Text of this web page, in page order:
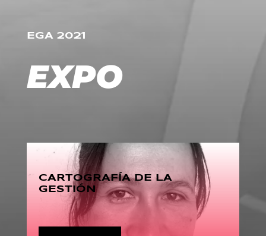
EGA 2021
EXPO
CARTOGRAFÍA DE LA
GESTIÓN